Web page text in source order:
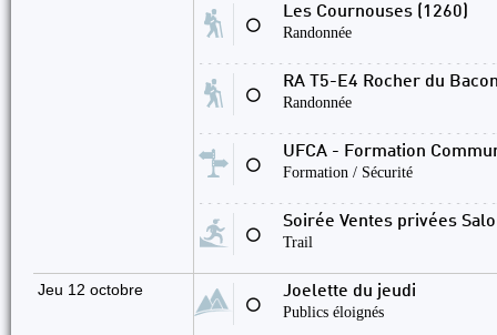
⚪
Les Cournouses (1260)
Randonnée
⚪
RA T5-E4 Rocher du
Randonnée
⚪
UFCA - Formation
Formation / Sécurité
⚪
Soirée Ventes privées
Trail
Jeu 12 octobre
⚪
Joelette du jeudi
Publics éloignés